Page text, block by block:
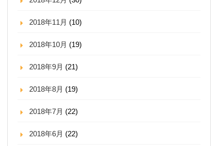
2018年11月 (10)
2018年10月 (19)
2018年9月 (21)
2018年8月 (19)
2018年7月 (22)
2018年6月 (22)